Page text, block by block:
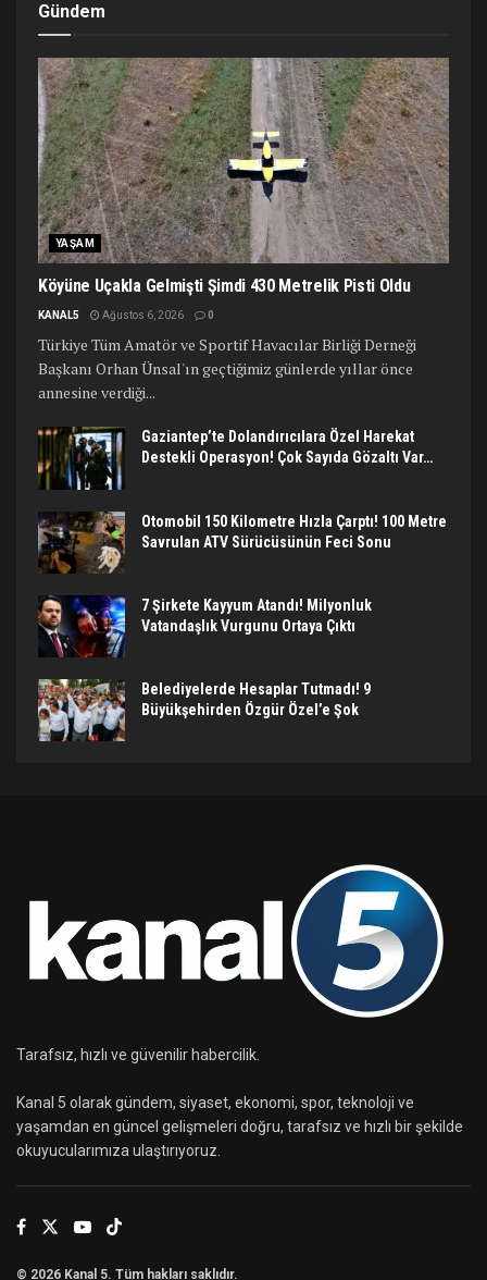
Gündem
YAŞAM
Köyüne Uçakla Gelmişti Şimdi 430 Metrelik Pisti Oldu
KANAL5 Ağustos 6, 2026 0
Türkiye Tüm Amatör ve Sportif Havacılar Birliği Derneği
Başkanı Orhan Ünsal'ın geçtiğimiz günlerde yıllar önce
annesine verdiği...
Gaziantep’te Dolandırıcılara Özel Harekat
Destekli Operasyon! Çok Sayıda Gözaltı Var…
Otomobil 150 Kilometre Hızla Çarptı! 100 Metre
Savrulan ATV Sürücüsünün Feci Sonu
7 Şirkete Kayyum Atandı! Milyonluk
Vatandaşlık Vurgunu Ortaya Çıktı
Belediyelerde Hesaplar Tutmadı! 9
Büyükşehirden Özgür Özel’e Şok
Tarafsız, hızlı ve güvenilir habercilik.
Kanal 5 olarak gündem, siyaset, ekonomi, spor, teknoloji ve
yaşamdan en güncel gelişmeleri doğru, tarafsız ve hızlı bir şekilde
okuyucularımıza ulaştırıyoruz.
© 2026 Kanal 5. Tüm hakları saklıdır.